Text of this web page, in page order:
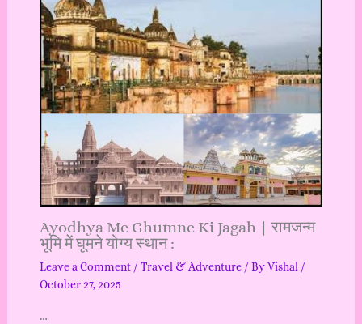
Ayodhya Me Ghumne Ki Jagah | रामजन्म
भूमि में घूमने योग्य स्थान :
Leave a Comment / Travel & Adventure/ ByVishal /
October 27, 2025
…